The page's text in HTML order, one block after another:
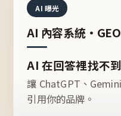
AI 曝光
AI 內容系統・GEO
AI 在回答裡找不
讓 ChatGPT、
引用你的品牌。